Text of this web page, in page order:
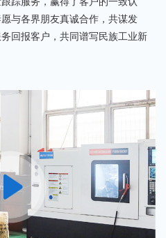
与各界朋友真诚合作，共谋发
回报客户，共同谱写民族工业新